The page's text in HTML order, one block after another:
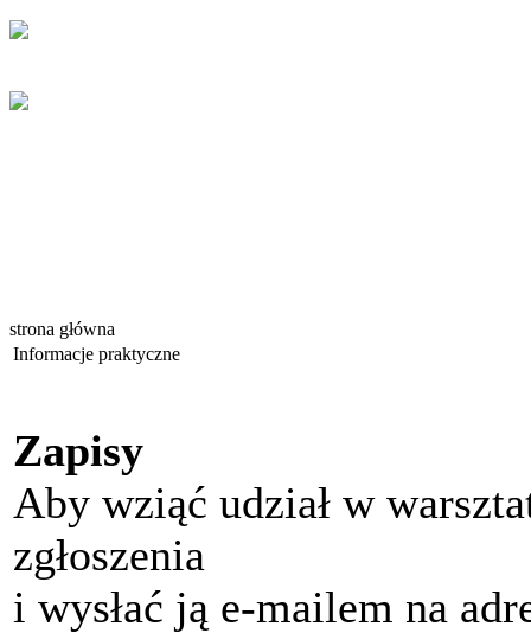
strona główna
Informacje praktyczne
Zapisy
Aby wziąć udział w
zgłoszenia
i wysłać ją e-mailem na